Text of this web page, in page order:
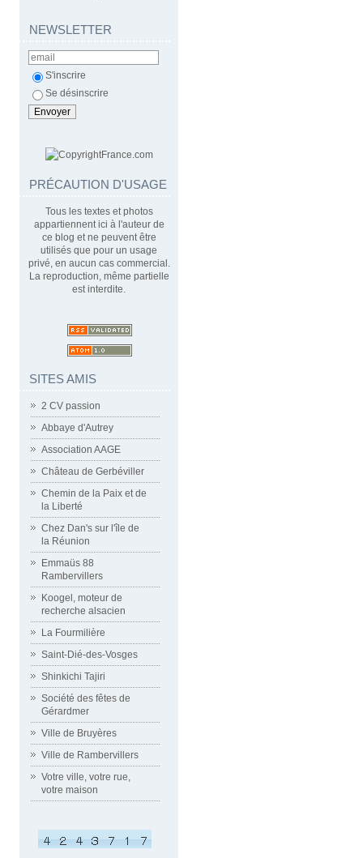
NEWSLETTER
S'inscrire
Se désinscrire
PRÉCAUTION D'USAGE
Tous les textes et photos
appartiennent ici à l'auteur de
ce blog et ne peuvent être
utilisés que pour un usage
privé, en aucun cas commercial.
La reproduction, même partielle
est interdite.
SITES AMIS
2 CV passion
Abbaye d'Autrey
Association AAGE
Château de Gerbéviller
Chemin de la Paix et de
la Liberté
Chez Dan's sur l'île de
la Réunion
Emmaüs 88
Rambervillers
Koogel, moteur de
recherche alsacien
La Fourmilière
Saint-Dié-des-Vosges
Shinkichi Tajiri
Société des fêtes de
Gérardmer
Ville de Bruyères
Ville de Rambervillers
Votre ville, votre rue,
votre maison